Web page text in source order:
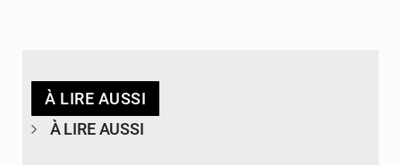
À LIRE AUSSI
À LIRE AUSSI